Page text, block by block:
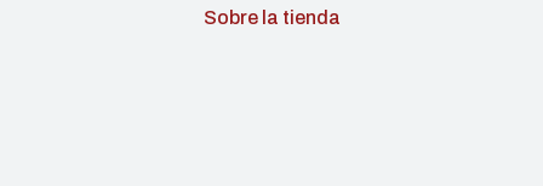
Sobre la tienda